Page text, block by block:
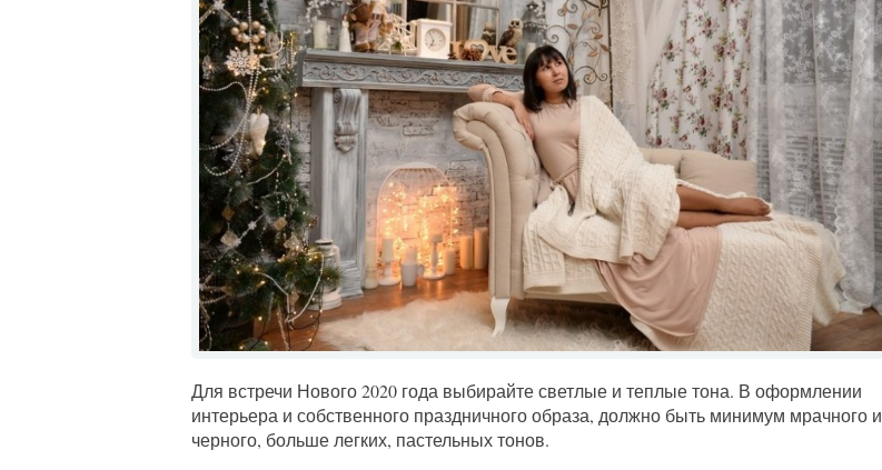
Для встречи Нового 2020 года выбирайте светлые и теплые тона. В оформлении
интерьера и собственного праздничного образа, должно быть минимум мрачного и
черного, больше легких, пастельных тонов.